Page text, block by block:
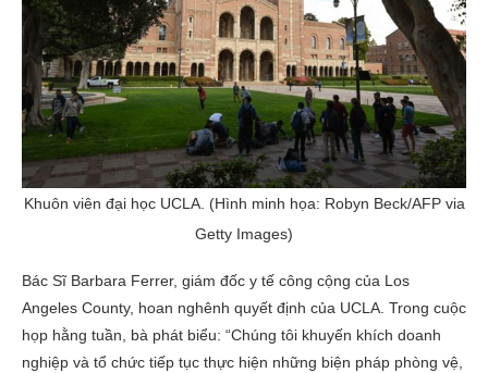
Khuôn viên đại học UCLA. (Hình minh họa: Robyn Beck/AFP via
Getty Images)
Bác Sĩ Barbara Ferrer, giám đốc y tế công cộng của Los
Angeles County, hoan nghênh quyết định của UCLA. Trong cuộc
họp hằng tuần, bà phát biểu: “Chúng tôi khuyến khích doanh
nghiệp và tổ chức tiếp tục thực hiện những biện pháp phòng vệ,